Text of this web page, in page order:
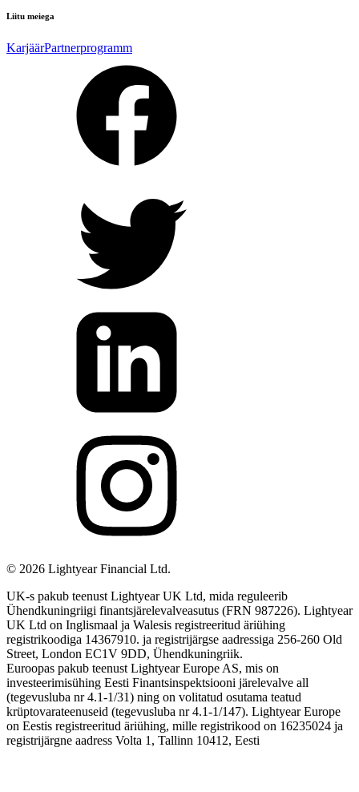
Liitu meiega
KarjäärPartnerprogramm
© 2026 Lightyear Financial Ltd.
UK-s pakub teenust Lightyear UK Ltd, mida reguleerib
Ühendkuningriigi finantsjärelevalveasutus (FRN 987226). Lightyear
UK Ltd on Inglismaal ja Walesis registreeritud äriühing
registrikoodiga 14367910. ja registrijärgse aadressiga 256-260 Old
Street, London EC1V 9DD, Ühendkuningriik.
Euroopas pakub teenust Lightyear Europe AS, mis on
investeerimisühing Eesti Finantsinspektsiooni järelevalve all
(tegevusluba nr 4.1-1/31) ning on volitatud osutama teatud
krüptovarateenuseid (tegevusluba nr 4.1-1/147). Lightyear Europe
on Eestis registreeritud äriühing, mille registrikood on 16235024 ja
registrijärgne aadress Volta 1, Tallinn 10412, Eesti